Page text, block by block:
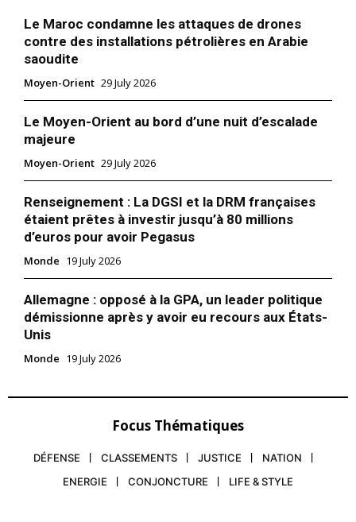
Le Maroc condamne les attaques de drones
contre des installations pétrolières en Arabie
saoudite
Moyen-Orient 29 July 2026
Le Moyen-Orient au bord d’une nuit d’escalade
majeure
Moyen-Orient 29 July 2026
Renseignement : La DGSI et la DRM françaises
étaient prêtes à investir jusqu’à 80 millions
d’euros pour avoir Pegasus
Monde 19 July 2026
Allemagne : opposé à la GPA, un leader politique
démissionne après y avoir eu recours aux États-
Unis
Monde 19 July 2026
Focus Thématiques
DÉFENSE CLASSEMENTS JUSTICE
NATION
ENERGIE
CONJONCTURE LIFE & STYLE